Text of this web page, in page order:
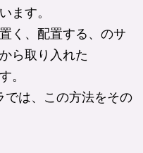
ます。
く、配置する、のサ
ら取り入れた
。
では、この方法をその